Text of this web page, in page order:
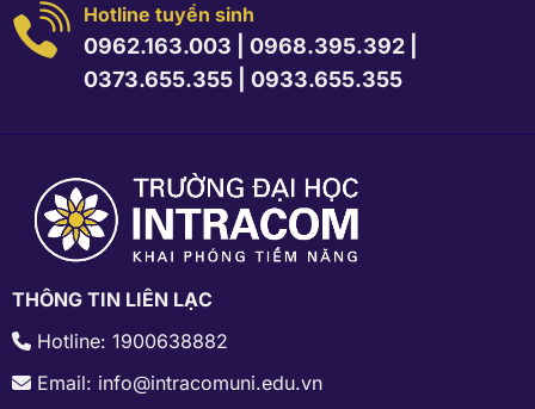
Hotline tuyển sinh
0962.163.003 0968.395.392|
0373.655.355| 0933.655.355
THÔNG TIN LIÊN LẠC
Hotline: 1900638882
Email: info@intracomuni.edu.vn